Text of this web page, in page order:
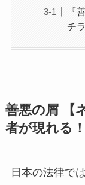
『
チ
善悪の屑 【
者が現れる！
日本の法律で